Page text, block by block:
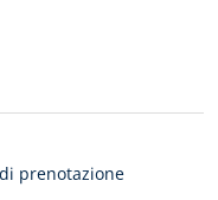
prenotazione